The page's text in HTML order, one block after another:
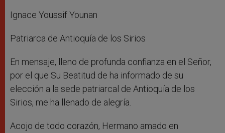
Ignace Youssif Younan
Patriarca de Antioquía de los Sirios
En mensaje, lleno de profunda confianza en el Señor,
por el que Su Beatitud de ha informado de su
elección a la sede patriarcal de Antioquía de los
Sirios, me ha llenado de alegría.
Acojo de todo corazón, Hermano amado en